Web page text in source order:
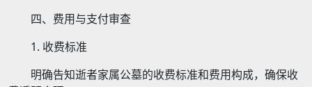
四、费用与支付审查
1. 收费标准
明确告知逝者家属公墓的收费标准和费用构成，确保收